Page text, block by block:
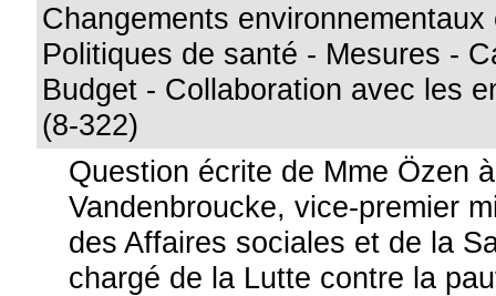
Changements
Politiques de santé - Mesures -
Budget - Collaboration avec les
(8-322)
Question écrite de Mme Özen
Vandenbroucke, vice-premier
des Affaires sociales et de la
chargé de la Lutte contre la